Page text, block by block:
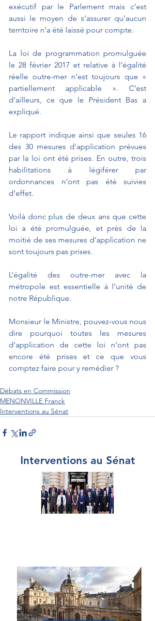
exécutif par le Parlement mais c’est
aussi le moyen de s’assurer qu’aucun
territoire n’a été laissé pour compte.
La loi de programmation promulguée
le 28 février 2017 et relative à l'égalité
réelle outre-mer n’est toujours que «
partiellement applicable ». C’est
d’ailleurs, ce que le Président Bas a
expliqué.
Le rapport indique ainsi que seules 16
des 30 mesures d'application prévues
par la loi ont été prises. En outre, trois
habilitations à légiférer par
ordonnances n'ont pas été suivies
d’effet.
Voilà donc plus de deux ans que cette
loi a été promulguée, et près de la
moitié de ses mesures d'application ne
sont toujours pas prises.
L’égalité des outre-mer avec la
métropole est essentielle à l’unité de
notre République.
Monsieur le Ministre, pouvez-vous nous
dire pourquoi toutes les mesures
d’application de cette loi n’ont pas
encore été prises et ce que vous
comptez faire pour y remédier ?
Débats en Commission
MENONVILLE Franck
Interventions au Sénat
Interventions au Sénat
Par Sénateur